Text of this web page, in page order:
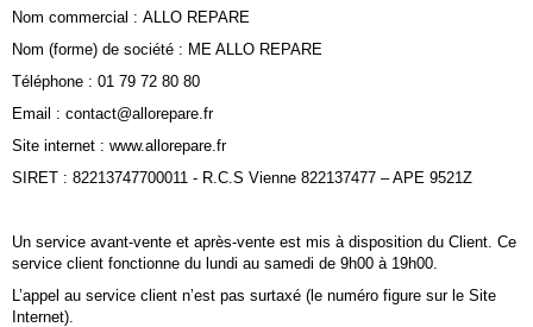
Nom commercial : ALLO REPARE
Nom (forme) de société : ME ALLO REPARE
Téléphone : 01 79 72 80 80
Email : contact@allorepare.fr
Site internet : www.allorepare.fr
SIRET : 82213747700011 - R.C.S Vienne 822137477 – APE 9521Z
Un service avant-vente et après-vente est mis à disposition du Client. Ce
service client fonctionne du lundi au samedi de 9h00 à 19h00.
L’appel au service client n’est pas surtaxé (le numéro figure sur le Site
Internet).